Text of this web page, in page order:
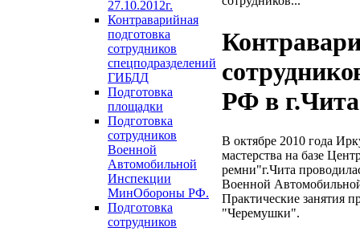
27.10.2012г.
Контраварийная
подготовка
сотрудников
спецподразделений
ГИБДД
Подготовка
площадки
Подготовка
сотрудников
Военной
Автомобильной
Инспекции
МинОбороны РФ.
Подготовка
сотрудников
РФ в г.Чита
В октябре 2010 года
мастерства на базе
ремни"г.Чита
Военной
Практические занятия
"Черемушки".